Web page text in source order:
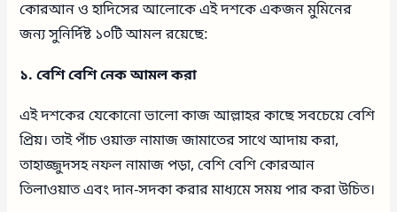
কোরআন ও হাদিসের আলোকে এই দশকে একজন মুমিনের
জন্য সুনির্দিষ্ট ১০টি আমল রয়েছে:
১. বেশি বেশি নেক আমল করা
এই দশকের যেকোনো ভালো কাজ আল্লাহর কাছে সবচেয়ে বেশি
প্রিয়। তাই পাঁচ ওয়াক্ত নামাজ জামাতের সাথে আদায় করা,
তাহাজ্জুদসহ নফল নামাজ পড়া, বেশি বেশি কোরআন
তিলাওয়াত এবং দান-সদকা করার মাধ্যমে সময় পার করা উচিত।